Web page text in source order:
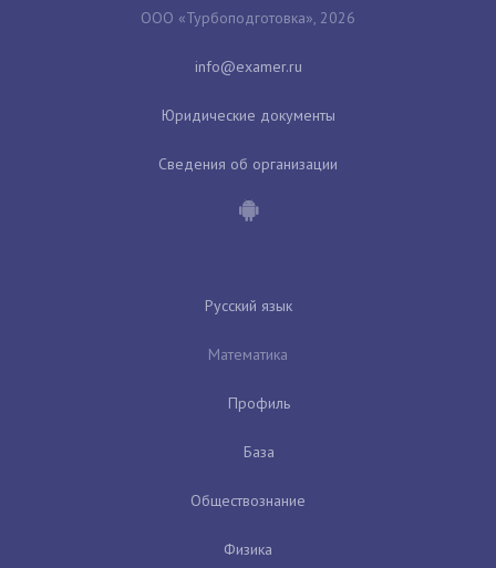
ООО «Турбоподготовка», 2026
Юридические документы
Сведения об организации
Русский язык
Математика
Профиль
База
Обществознание
Физика